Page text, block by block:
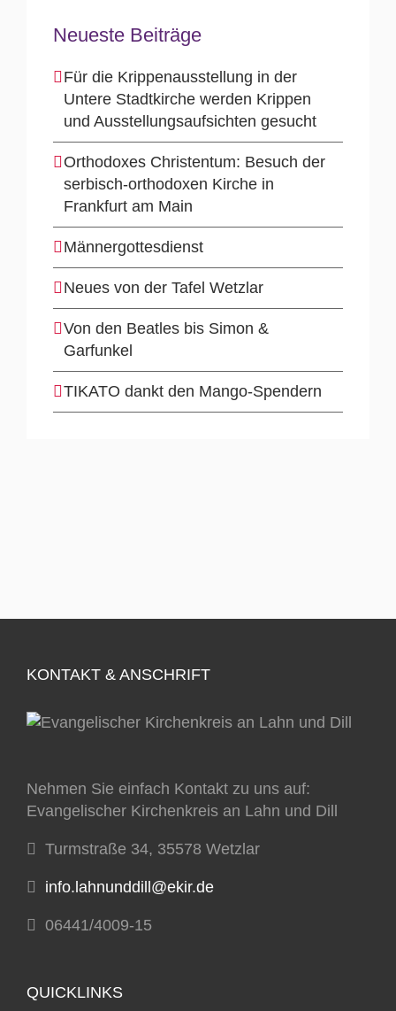
Neueste Beiträge
Für die Krippenausstellung in der
Untere Stadtkirche werden Krippen
und Ausstellungsaufsichten gesucht
Orthodoxes Christentum: Besuch der
serbisch-orthodoxen Kirche in
Frankfurt am Main
Männergottesdienst
Neues von der Tafel Wetzlar
Von den Beatles bis Simon &
Garfunkel
TIKATO dankt den Mango-Spendern
KONTAKT & ANSCHRIFT
Nehmen Sie einfach Kontakt zu uns auf:
Evangelischer Kirchenkreis an Lahn und Dill
Turmstraße 34, 35578 Wetzlar
info.lahnunddill@ekir.de
06441/4009-15
QUICKLINKS